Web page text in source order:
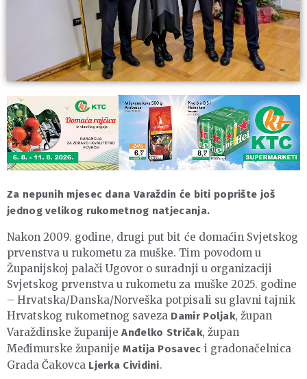
Za nepunih mjesec dana Varaždin će biti poprište još
jednog velikog rukometnog natjecanja.
Nakon 2009. godine, drugi put bit će domaćin Svjetskog
prvenstva u rukometu za muške. Tim povodom u
Županijskoj palači Ugovor o suradnji u organizaciji
Svjetskog prvenstva u rukometu za muške 2025. godine
– Hrvatska/Danska/Norveška potpisali su glavni tajnik
Hrvatskog rukometnog saveza Damir Poljak, župan
Varaždinske županijeAnđelko Stričak, župan
Međimurske županijeMatija Posavec i gradonačelnica
Grada Čakovca Ljerka Cividini.